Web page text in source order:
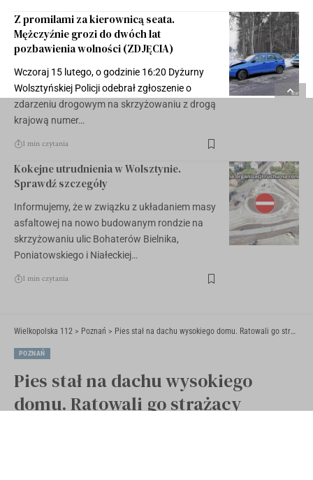
Z promilami za kierownicą seata.
Mężczyźnie grozi do dwóch lat
pozbawienia wolności (ZDJĘCIA)
Wczoraj 15 lutego, o godzinie 16:20 Dyżurny
Wolsztyńskiej Policji odebrał zgłoszenie o
zdarzeniu drogowym na skrzyżowaniu z drogą
krajową numer…
1 min czytania
Kokejne utrudnienia w Wolsztynie.
Sprawdź szczegóły
Informujemy, że w związku z układaniem masy
asfaltowej na nowo budowanym rondzie na
skrzyżowaniu ulic Bohaterów Bielnika,
Poniatowskiego i Niałeckiej…
1 min czytania
Wielkopolska 112 > Poznań > Pies stał na dachu wysokiego domu. Ratowali go strażacy [ZDJĘCIA]
POZNAŃ
Pies stał na dachu wysokiego
domu. Ratowali go strażacy